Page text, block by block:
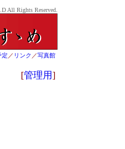
All Rights Reserved.
定 ／ リンク ／写真館
[管理用]